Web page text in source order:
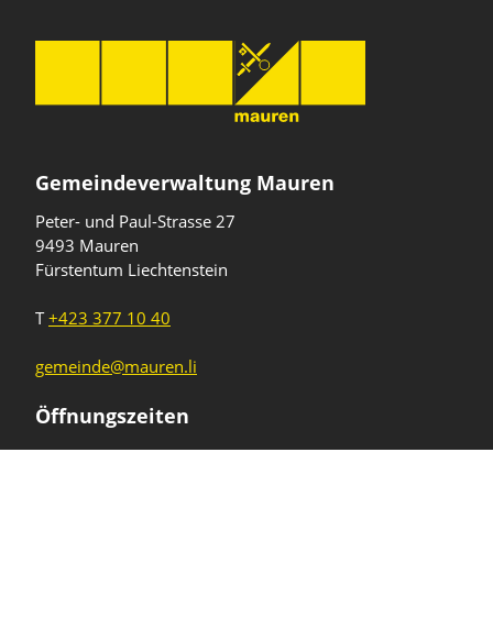
Gemeindeverwaltung Mauren
Peter- und Paul-Strasse 27
9493 Mauren
Fürstentum Liechtenstein
T+423 377 10 40
gemeinde@mauren.li
Öffnungszeiten
WochentageUhrzeiten